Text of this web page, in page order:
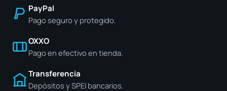
PayPal
Pago seguro y protegido.
OXXO
Pago en efectivo en tienda.
Transferencia
Depósitos y SPEI bancarios.